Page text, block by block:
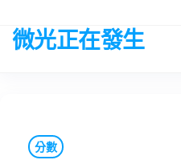
微光正在發生
分數